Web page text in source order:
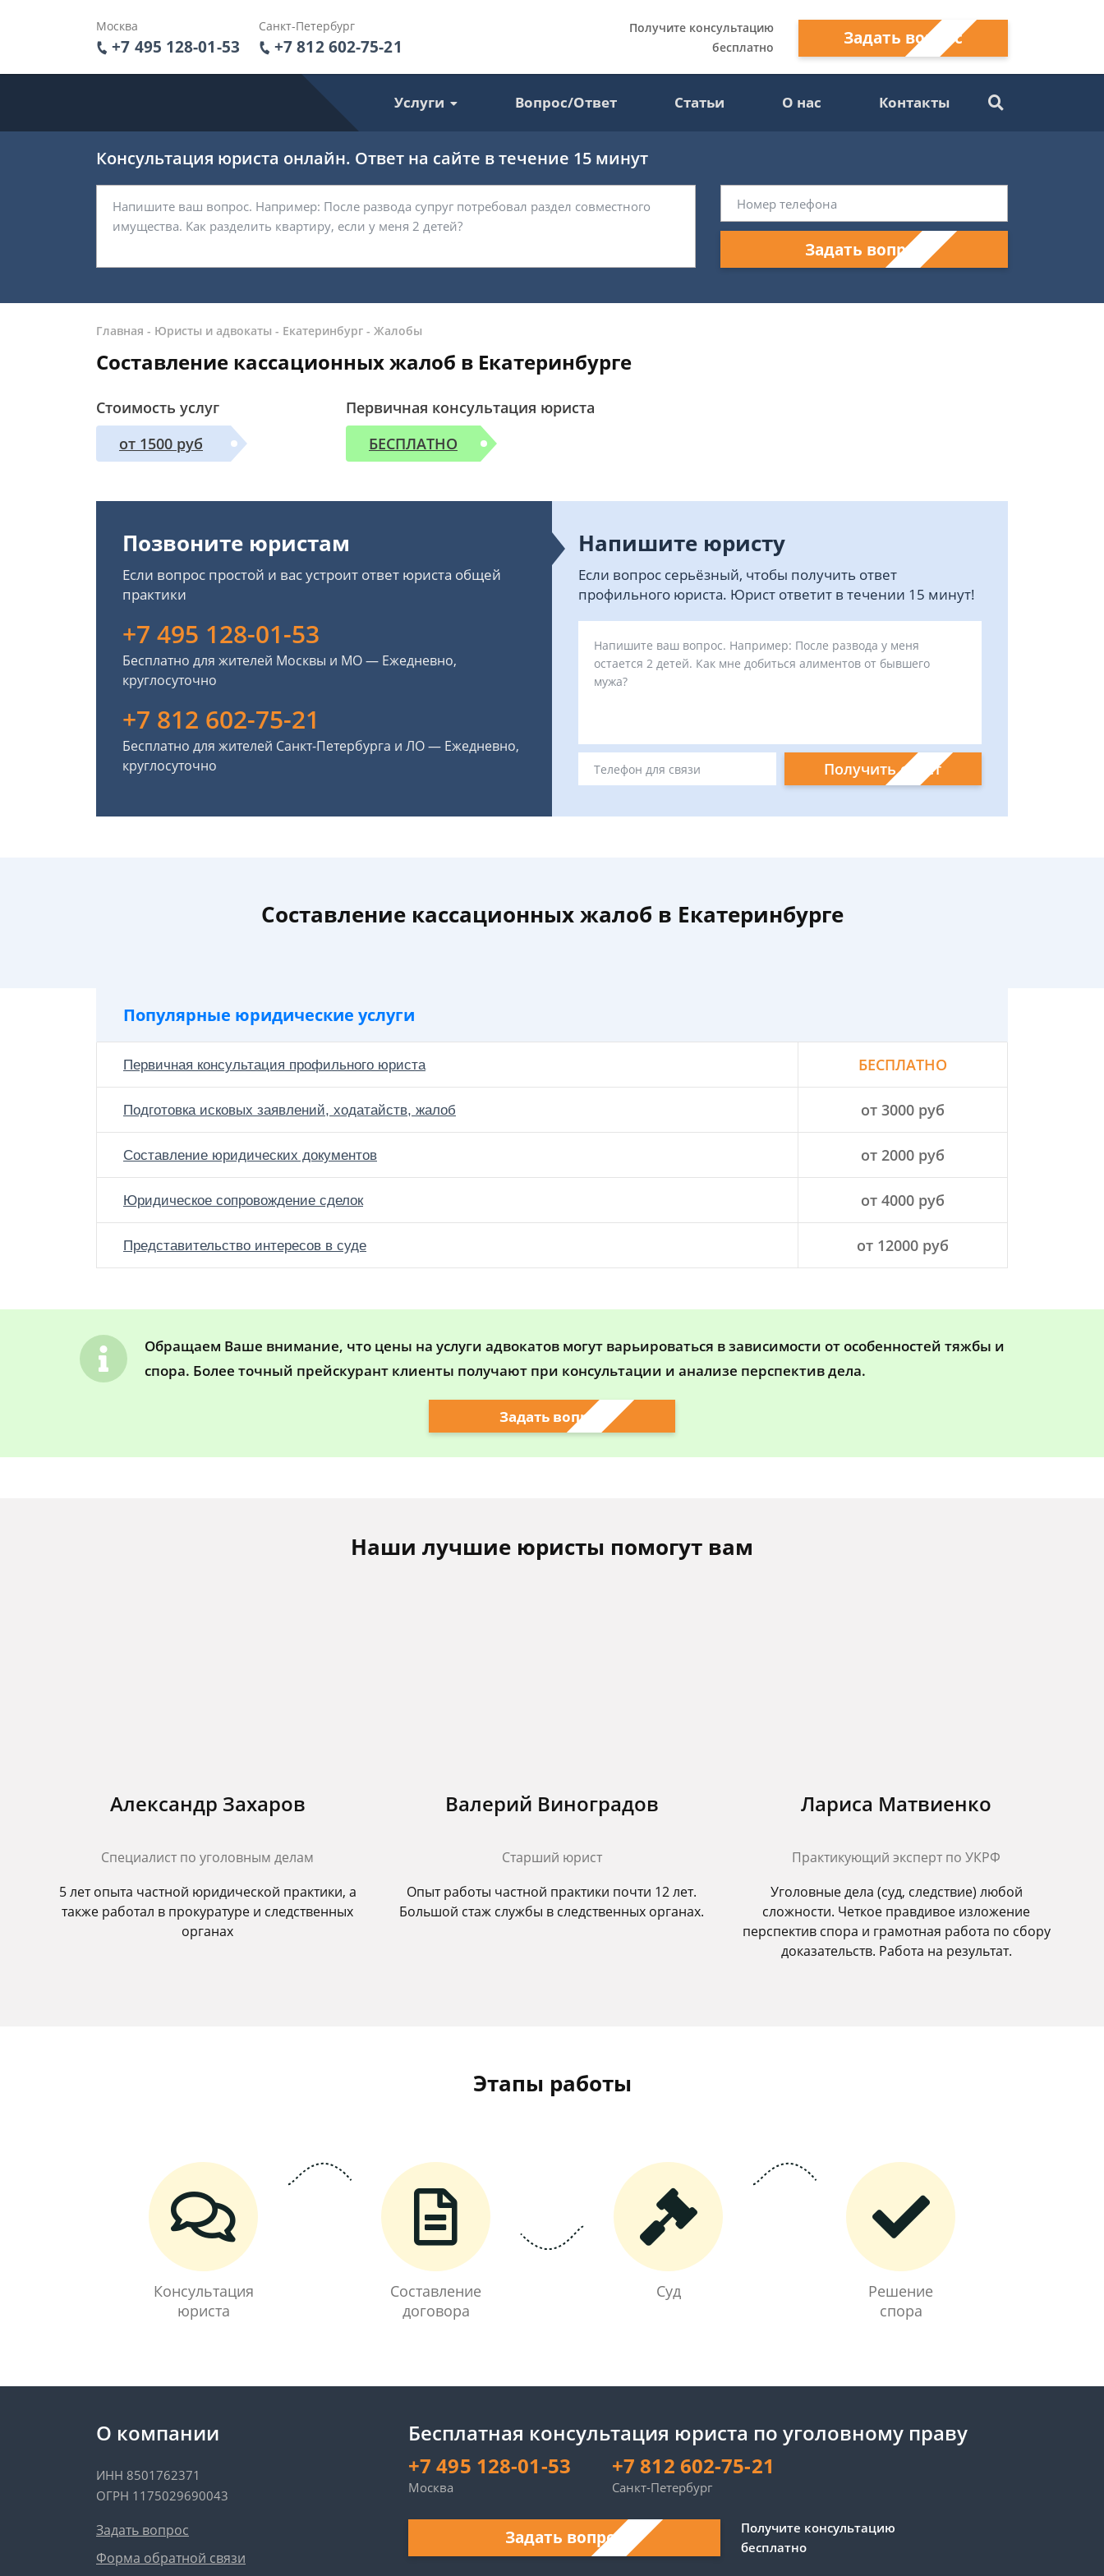
Москва
+7 495 128-01-53
Санкт-Петербург
+7 812 602-75-21
Получите консультацию
бесплатно
Задать вопрос
Услуги Вопрос/Ответ Статьи О нас Контакты
Консультация юриста онлайн. Ответ на сайте в течение 15 минут
Задать вопрос
Главная - Юристы и адвокаты - Екатеринбург - Жалобы
Составление кассационных жалоб в Екатеринбурге
Стоимость услуг
от 1500 руб
Первичная консультация юриста
БЕСПЛАТНО
Позвоните юристам
Если вопрос простой и вас устроит ответ юриста общей
практики
+7 495 128-01-53
Бесплатно для жителей Москвы и МО — Ежедневно,
круглосуточно
+7 812 602-75-21
Бесплатно для жителей Санкт-Петербурга и ЛО — Ежедневно,
круглосуточно
Напишите юристу
Если вопрос серьёзный, чтобы получить ответ
профильного юриста. Юрист ответит в течении 15 минут!
Получить ответ
Составление кассационных жалоб в Екатеринбурге
Популярные юридические услуги
Первичная консультация профильного юриста БЕСПЛАТНО
Подготовка исковых заявлений, ходатайств, жалоб от 3000 руб
Составление юридических документов от 2000 руб
Юридическое сопровождение сделок от 4000 руб
Представительство интересов в суде от 12000 руб
Обращаем Ваше внимание, что цены на услуги адвокатов могут варьироваться в зависимости от особенностей тяжбы и
спора. Более точный прейскурант клиенты получают при консультации и анализе перспектив дела.
Задать вопрос
Наши лучшие юристы помогут вам
Александр Захаров
Специалист по уголовным делам
5 лет опыта частной юридической практики, а
также работал в прокуратуре и следственных
органах
Валерий Виноградов
Старший юрист
Опыт работы частной практики почти 12 лет.
Большой стаж службы в следственных органах.
Лариса Матвиенко
Практикующий эксперт по УКРФ
Уголовные дела (суд, следствие) любой
сложности. Четкое правдивое изложение
перспектив спора и грамотная работа по сбору
доказательств. Работа на результат.
Этапы работы
Консультация
юриста
Составление
договора
Суд
Решение
спора
О компании
ИНН 8501762371
ОГРН 1175029690043
Задать вопрос
Форма обратной связи
Бесплатная консультация юриста по уголовному праву
+7 495 128-01-53
Москва
+7 812 602-75-21
Санкт-Петербург
Задать вопрос
Получите консультацию
бесплатно
Здравствуйте! Я дежурный
юрист-консультант сайта,